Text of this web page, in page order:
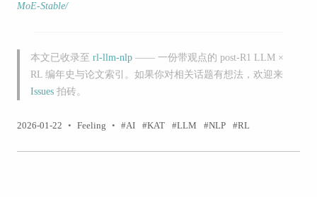
MoE-Stable/
本文已收录至 rl-llm-nlp —— 一份带观点的 post-R1 LLM ×
RL 编年史与论文索引。如果你对相关话题有想法，欢迎来
Issues 拍砖。
2026-01-22 • Feeling • AI KAT LLM NLP RL